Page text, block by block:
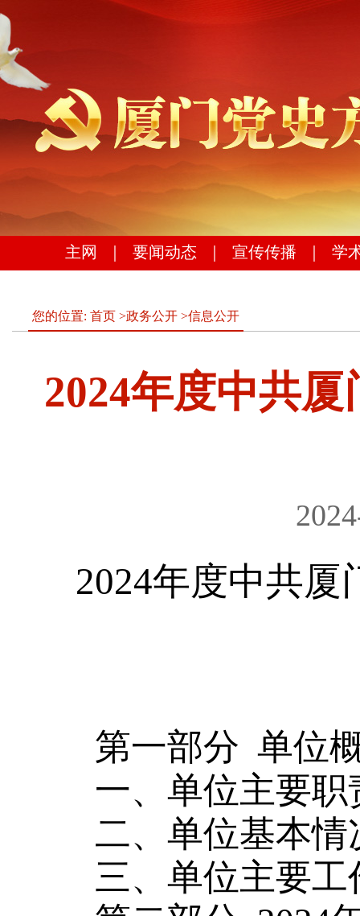
主网 要闻动态 宣传传播 学
您的位置: 首页 >政务公开 >信息公开
2024年度中共
2024年度中共厦
第一部分 单位
一、单位主要职
二、单位基本情
三、单位主要工